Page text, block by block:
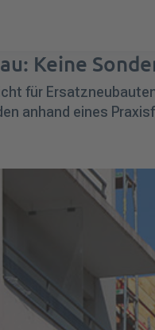
Keine
für
anhand eines